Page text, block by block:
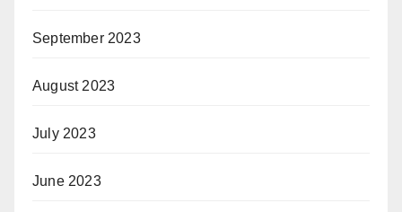
September 2023
August 2023
July 2023
June 2023